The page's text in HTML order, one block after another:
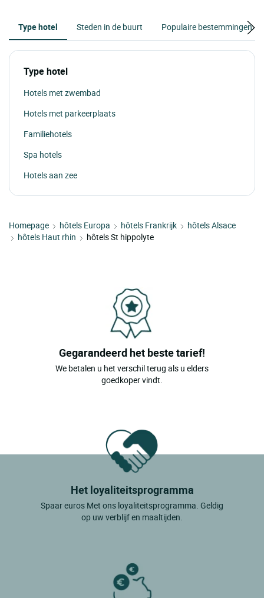
Type hotel Steden in de buurt Populaire bestemmingen
Type hotel
Hotels met zwembad
Hotels met parkeerplaats
Familiehotels
Spa hotels
Hotels aan zee
Homepage hôtels Europa hôtels Frankrijk
hôtels Alsace
hôtels Haut rhin
hôtels St hippolyte
Gegarandeerd het beste tarief!
We betalen u het verschil terug als u elders
goedkoper vindt.
Het loyaliteitsprogramma
Spaar euros Met ons loyaliteitsprogramma. Geldig
op uw verblijf en maaltijden.